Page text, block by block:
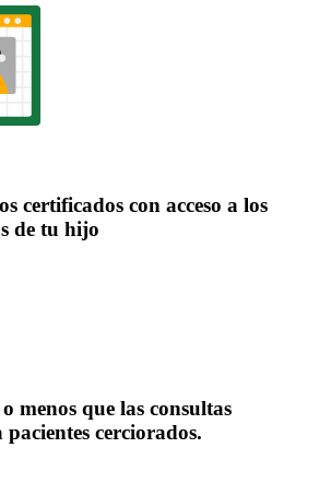
certificados con acceso a los
de tu hijo
menos que las consultas
pacientes cerciorados.